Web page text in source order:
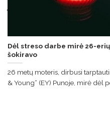
Dėl streso darbe mirė 26-
šokiravo
26 metų moteris, dirbusi
& Young“ (EY) Punoje, mirė dėl